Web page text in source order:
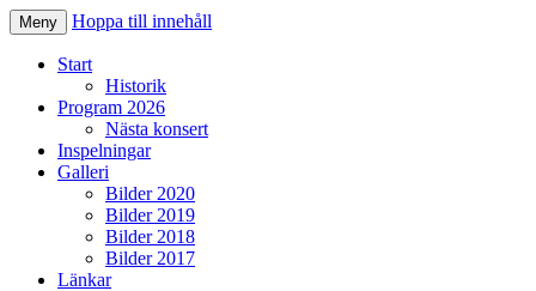
Karlshamns Musikkår
Meny Hoppa till innehåll
Start
Historik
Program 2026
Nästa konsert
Inspelningar
Galleri
Bilder 2020
Bilder 2019
Bilder 2018
Bilder 2017
Länkar